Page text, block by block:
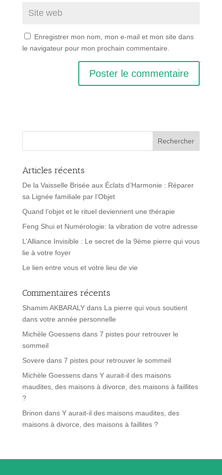
Enregistrer mon nom, mon e-mail et mon site dans
le navigateur pour mon prochain commentaire.
Articles récents
De la Vaisselle Brisée aux Éclats d’Harmonie : Réparer
sa Lignée familiale par l’Objet
Quand l’objet et le rituel deviennent une thérapie
Feng Shui et Numérologie: la vibration de votre adresse
L’Alliance Invisible : Le secret de la 9ème pierre qui vous
lie à votre foyer
Le lien entre vous et votre lieu de vie
Commentaires récents
Shamim AKBARALYdans La pierre qui vous soutient
dans votre année personnelle
Michèle Goessensdans 7 pistes pour retrouver le
sommeil
Sovere dans 7 pistes pour retrouver le sommeil
Michèle Goessensdans Y aurait-il des maisons
maudites, des maisons à divorce, des maisons à faillites
?
Brinon dans Y aurait-il des maisons maudites, des
maisons à divorce, des maisons à faillites ?